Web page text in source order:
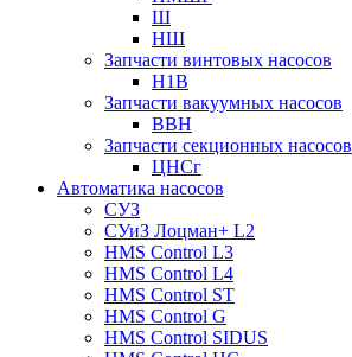
Ш
НШ
Запчасти винтовых насосов
Н1В
Запчасти вакуумных насосов
ВВН
Запчасти секционных насосов
ЦНСг
Автоматика насосов
СУЗ
СУиЗ Лоцман+ L2
HMS Control L3
HMS Control L4
HMS Control ST
HMS Control G
HMS Control SIDUS